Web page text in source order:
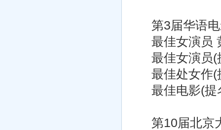
第3届华语电
最佳女演员
最佳女演员(
最佳处女作(
最佳电影(提
第10届北京